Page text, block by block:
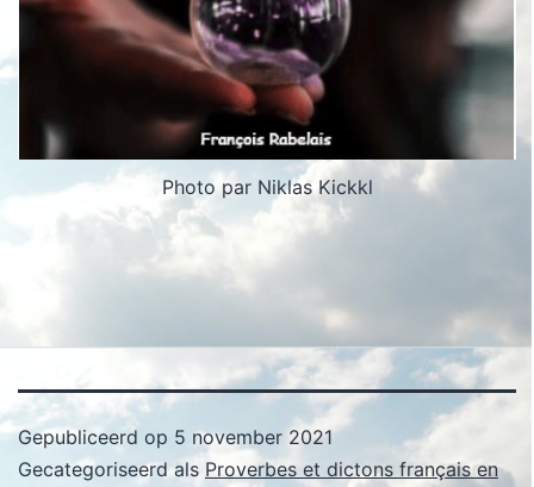
Photo par Niklas Kickkl
Gepubliceerd op 5 november 2021
Gecategoriseerd als Proverbes et dictons français en